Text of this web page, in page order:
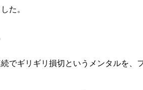
た。
でギリギリ損切というメンタルを、